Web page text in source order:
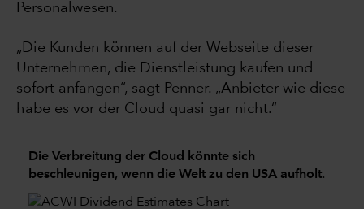
Personalwesen.
„Die Kunden können auf der Webseite dieser
Unternehmen, die Dienstleistung kaufen und
sofort anfangen“, sagt Penner. „Anbieter wie diese
habe es vor der Cloud quasi gar nicht.“
Die Verbreitung der Cloud könnte sich
beschleunigen, wenn die Welt zu den USA aufholt.